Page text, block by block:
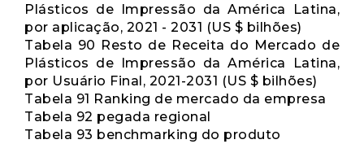
Plásticos de Impressão da América Latina,
por aplicação, 2021 - 2031 (US $ bilhões)
Tabela 90 Resto de Receita do Mercado de
Plásticos de Impressão da América Latina,
por Usuário Final, 2021-2031 (US $ bilhões)
Tabela 91 Ranking de mercado da empresa
Tabela 92 pegada regional
Tabela 93 benchmarking do produto